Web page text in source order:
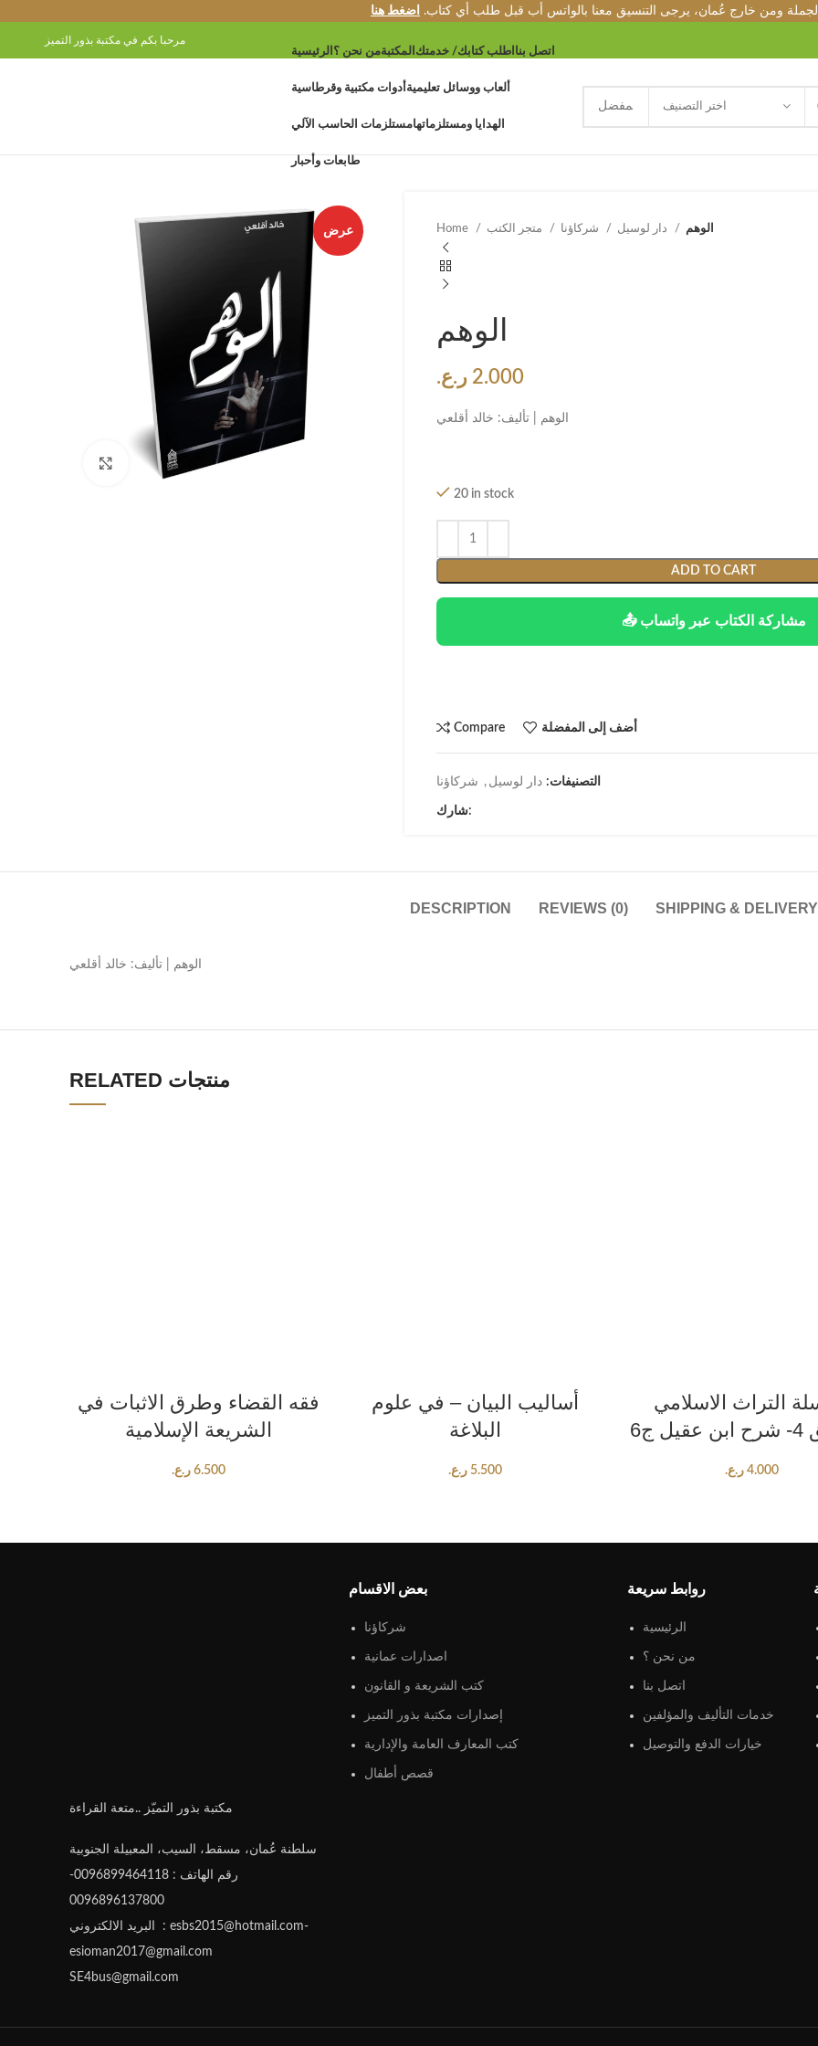
الجملة ومن خارج عُمان، يرجى التنسيق معنا بالواتس أب قبل طلب أي كتاب. اضغط هنا
مرحبا بكم في مكتبة بذور التميز
الرئيسية من نحن ؟المكتبة اطلب كتابك/ خدمتك اتصل بنا
أدوات مكتبية وقرطاسية ألعاب ووسائل تعليمية
مستلزمات الحاسب الآليالهدايا ومستلزماتها
طابعات وأحبار
اختر التصنيف
عرض
Click to enlarge
Home الوهم
الوهم
2.000 ر.ع.
الوهم | تأليف: خالد أقلعي
20 in stock
ADD TO CART
📤 مشاركة الكتاب عبر واتساب
Compare أضف إلى المفضلة
التصنيفات: دار لوسيل , شركاؤنا
شارك:
DESCRIPTION REVIEWS (0) SHIPPING & DELIVERY
الوهم | تأليف: خالد أقلعي
RELATED منتجات
فقه القضاء وطرق الاثبات في
الشريعة الإسلامية
6.500 ر.ع.
أساليب البيان – في علوم
البلاغة
5.500 ر.ع.
التراث الاسلامي
4.000 ر.ع.
مكتبة بذور التميّز ..متعة القراءة
سلطنة عُمان، مسقط، السيب، المعبيلة الجنوبية
رقم الهاتف : 0096899464118-
0096896137800
البريد الالكتروني : esbs2015@hotmail.com-
esioman2017@gmail.com
SE4bus@gmail.com
بعض الاقسام
شركاؤنا
اصدارات عمانية
كتب الشريعة و القانون
إصدارات مكتبة بذور التميز
كتب المعارف العامة والإدارية
قصص أطفال
روابط سريعة
الرئيسية
من نحن ؟
اتصل بنا
خدمات التأليف والمؤلفين
خيارات الدفع والتوصيل